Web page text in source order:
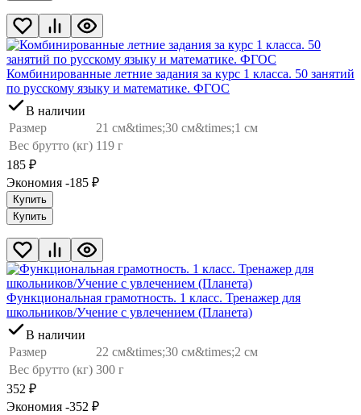
Комбинированные летние задания за курс 1 класса. 50 занятий
по русскому языку и математике. ФГОС
В наличии
Размер
21 см&times;30 см&times;1 см
Вес брутто (кг) 119 г
185 ₽
Экономия -185 ₽
Купить
Купить
Функциональная грамотность. 1 класс. Тренажер для
школьников/Учение с увлечением (Планета)
В наличии
Размер
22 см&times;30 см&times;2 см
Вес брутто (кг) 300 г
352 ₽
Экономия -352 ₽